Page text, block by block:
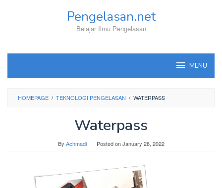
Pengelasan.net
Belajar Ilmu Pengelasan
MENU
HOMEPAGE / TEKNOLOGI PENGELASAN / WATERPASS
Waterpass
By Achmadi Posted onJanuary 28, 2022